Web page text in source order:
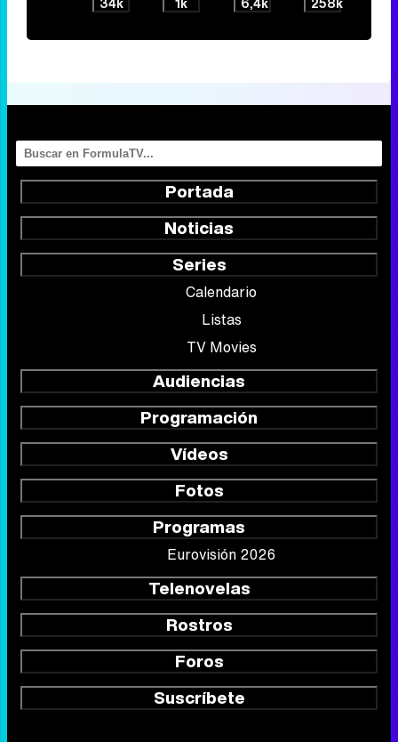
Portada
Noticias
Series
Calendario
Listas
TV Movies
Audiencias
Programación
Vídeos
Fotos
Programas
Eurovisión 2026
Telenovelas
Rostros
Foros
Suscríbete